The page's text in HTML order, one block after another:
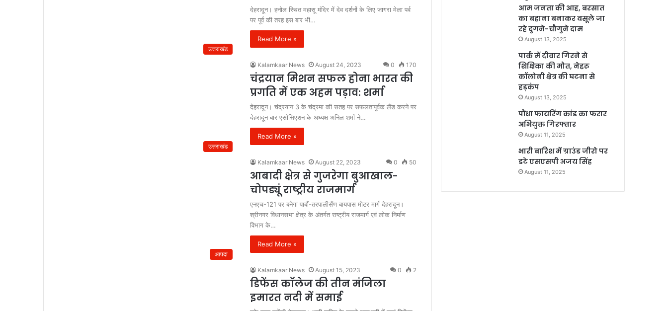
देहरादून। हनोल स्थित महासू मंदिर में देव दर्शनों के लिए जागरा मेला पर्व
पर पूर्व की तरह इस बार भी…
Read More »
उत्तराखंड
Kalamkaar News August 24, 2023 0 170
चंद्रयान मिशन सफल होना भारत की
प्रगति में एक अहम पड़ाव: शर्मा
देहरादून। चंद्रयान 3 के चंद्रमा की सतह पर सफलतापूर्वक लैंड करने पर
देहरादून बार एसोसिएशन के अध्यक्ष अनिल शर्मा ने…
Read More »
उत्तराखंड
Kalamkaar News August 22, 2023 0 50
आबादी क्षेत्र से गुजरेगा बुआखाल-
चोपड्यूं राष्ट्रीय राजमार्ग
एनएच-121 पर बनेगा पाबौं-तरपालीसैंण बायपास मोटर मार्ग देहरादून।
श्रीनगर विधानसभा क्षेत्र के अंतर्गत राष्ट्रीय राजमार्ग एवं लोक निर्माण
विभाग के…
Read More »
आपदा
Kalamkaar News August 15, 2023 0 2
डिफेंस कॉलेज की तीन मंजिला
इमारत नदी में समाई
आम जनता की आह, बरसात
का बहाना बनाकर वसूले जा
रहे दुगने-चौगुने दाम
August 13, 2025
पार्क में दीवार गिरने से
शिक्षिका की मौत, नेहरू
कॉलोनी क्षेत्र की घटना से
हड़कंप
August 13, 2025
पौंधा फायरिंग कांड का फरार
अभियुक्त गिरफ्तार
August 11, 2025
भारी बारिश में ग्राउंड जीरो पर
डटे एसएसपी अजय सिंह
August 11, 2025